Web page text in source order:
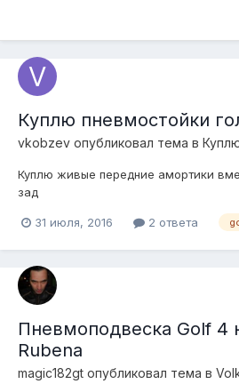
Куплю пневмостойки
vkobzev опубликовал тема в
Куплю живые передние амортики
зад
31 июля, 2016 2 ответа
Пневмоподвеска Golf 4
Rubena
magic182gt опубликовал тема в